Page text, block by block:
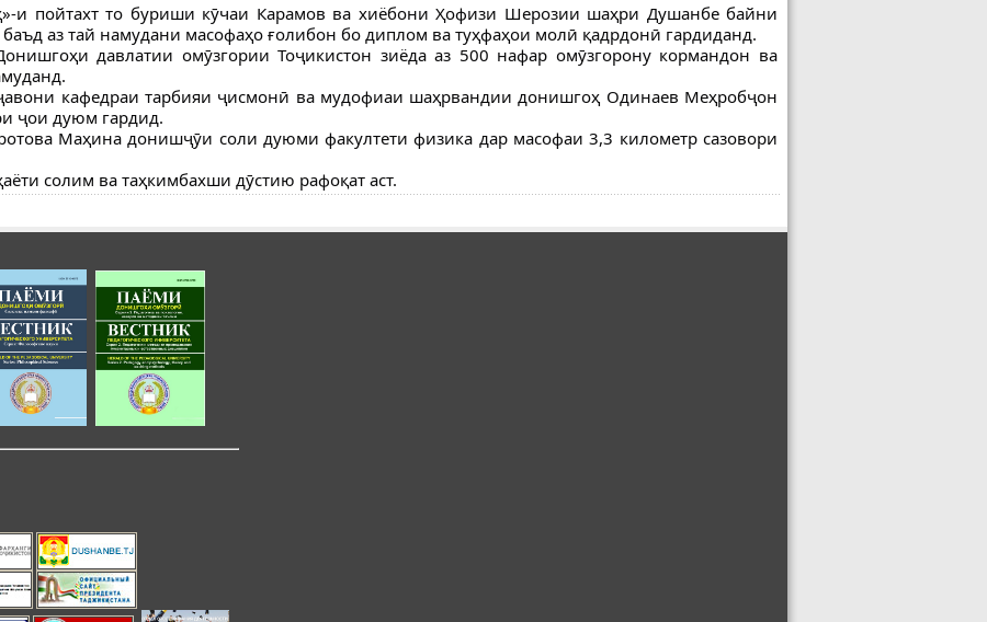
и пойтахт то буриши кӯчаи Карамов ва хиёбони Ҳофизи Шерозии шаҳри Душанбе байни
аз тай намудани масофаҳо ғолибон бо диплом ва туҳфаҳои молӣ қадрдонӣ гардиданд.
давлатии омӯзгории Тоҷикистон зиёда аз 500 нафар омӯзгорону кормандон ва
кафедраи тарбияи ҷисмонӣ ва мудофиаи шаҳрвандии донишгоҳ Одинаев Меҳробҷон
ҷои дуюм гардид.
Маҳина донишҷӯи соли дуюми факултети физика дар масофаи 3,3 километр сазовори
солим ва таҳкимбахши дӯстию рафоқат аст.